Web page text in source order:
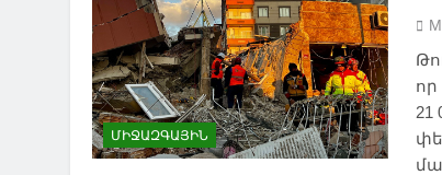
ՄԻՋԱԶԳԱՅԻՆ
որ
21